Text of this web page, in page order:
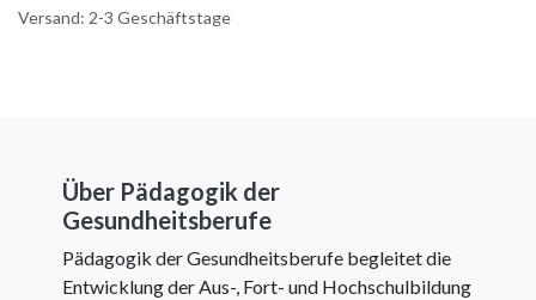
Versand: 2-3 Geschäftstage
Über Pädagogik der
Gesundheitsberufe
Pädagogik der Gesundheitsberufe begleitet die
Entwicklung der Aus-, Fort- und Hochschulbildung